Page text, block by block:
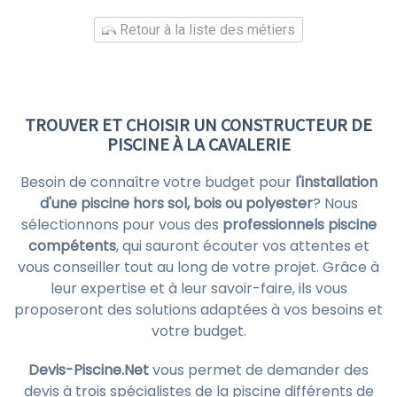
Retour à la liste des métiers
TROUVER ET CHOISIR UN CONSTRUCTEUR DE
PISCINE À LA CAVALERIE
Besoin de connaître votre budget pour l'installation
d'une piscine hors sol, bois ou polyester? Nous
sélectionnons pour vous des professionnels piscine
compétents, qui sauront écouter vos attentes et
vous conseiller tout au long de votre projet. Grâce à
leur expertise et à leur savoir-faire, ils vous
proposeront des solutions adaptées à vos besoins et
votre budget.
Devis-Piscine.Netvous permet de demander des
devis à trois spécialistes de la piscine différents de